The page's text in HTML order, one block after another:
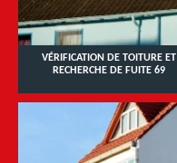
VÉRIFICATION DE TOITURE ET
RECHERCHE DE FUITE 69